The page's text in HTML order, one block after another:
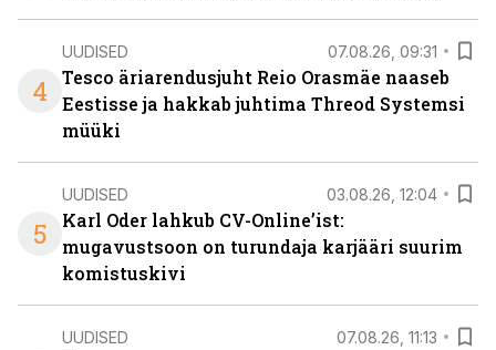
4
UUDISED 07.08.26, 09:31
Tesco äriarendusjuht Reio Orasmäe naaseb
Eestisse ja hakkab juhtima Threod Systemsi
müüki
5
UUDISED 03.08.26, 12:04
Karl Oder lahkub CV-Online’ist:
mugavustsoon on turundaja karjääri suurim
komistuskivi
UUDISED 07.08.26, 11:13